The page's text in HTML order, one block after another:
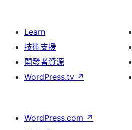
Learn
技術支援
開發者資源
WordPress.tv ↗
WordPress.com ↗